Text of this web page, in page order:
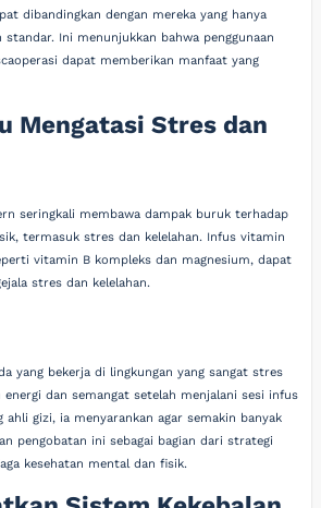
dibandingkan dengan mereka yang hanya
standar. Ini menunjukkan bahwa penggunaan
dapat memberikan manfaat yang
Mengatasi Stres dan
seringkali membawa dampak buruk terhadap
termasuk stres dan kelelahan. Infus vitamin
vitamin B kompleks dan magnesium, dapat
stres dan kelelahan.
yang bekerja di lingkungan yang sangat stres
energi dan semangat setelah menjalani sesi infus
ahli gizi, ia menyarankan agar semakin banyak
pengobatan ini sebagai bagian dari strategi
kesehatan mental dan fisik.